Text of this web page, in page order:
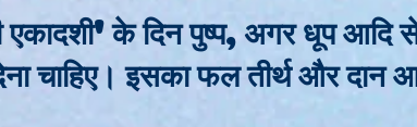
एकादशी' के दिन पुष्प, अगर धूप आदि
चाहिए। इसका फल तीर्थ और दान